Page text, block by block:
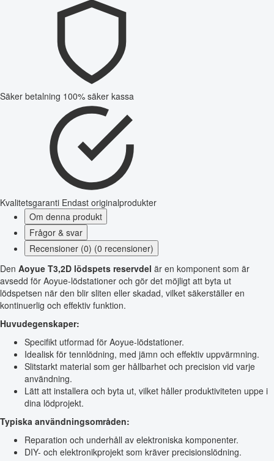
Säker betalning 100% säker kassa
Kvalitetsgaranti Endast originalprodukter
Om denna produkt
Frågor & svar
Recensioner (0) (0 recensioner)
Den Aoyue T3,2D lödspets reservdel är en komponent som är
avsedd för Aoyue-lödstationer och gör det möjligt att byta ut
lödspetsen när den blir sliten eller skadad, vilket säkerställer en
kontinuerlig och effektiv funktion.
Huvudegenskaper:
Specifikt utformad för Aoyue-lödstationer.
Idealisk för tennlödning, med jämn och effektiv uppvärmning.
Slitstarkt material som ger hållbarhet och precision vid varje
användning.
Lätt att installera och byta ut, vilket håller produktiviteten uppe i
dina lödprojekt.
Typiska användningsområden:
Reparation och underhåll av elektroniska komponenter.
DIY- och elektronikprojekt som kräver precisionslödning.